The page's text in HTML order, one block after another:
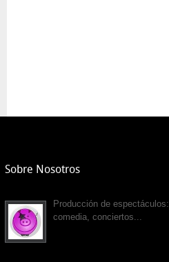
Sobre Nosotros
Producción de espectáculos:
comedia, conciertos...